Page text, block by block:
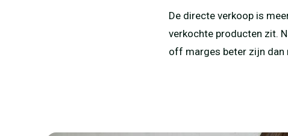
De directe verkoop is
verkochte producten zit.
off marges beter zijn dan